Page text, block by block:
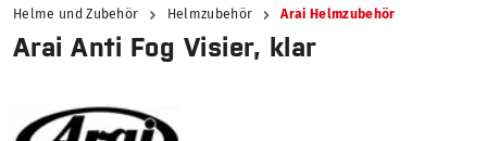
Helme und Zubehör Helmzubehör Arai Helmzubehör
Arai Anti Fog Visier, klar